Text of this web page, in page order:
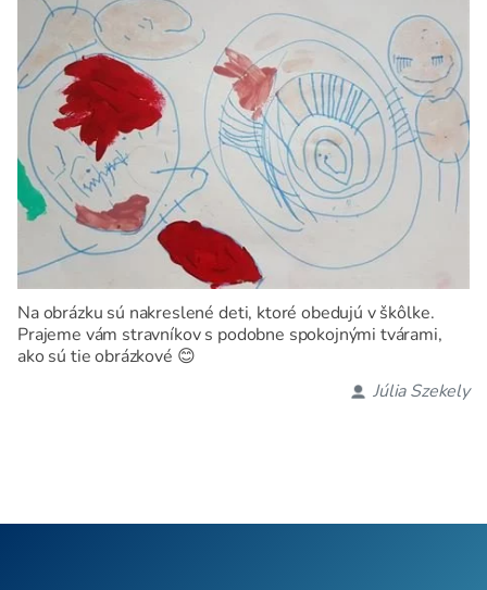
Na obrázku sú nakreslené deti, ktoré obedujú v škôlke.
Prajeme vám stravníkov s podobne spokojnými tvárami,
ako sú tie obrázkové 😊
Júlia Szekely